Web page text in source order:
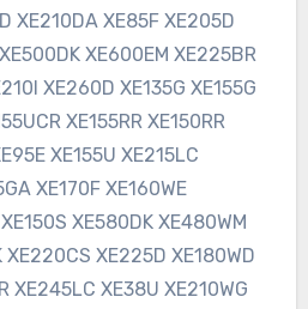
XE210DA XE85F XE205D
XE600EM XE225BR
XE260D XE135G XE155G
XE155RR XE150RR
XE155U XE215LC
XE170F XE160WE
XE580DK XE480WM
XE225D XE180WD
XE245LC XE38U XE210WG